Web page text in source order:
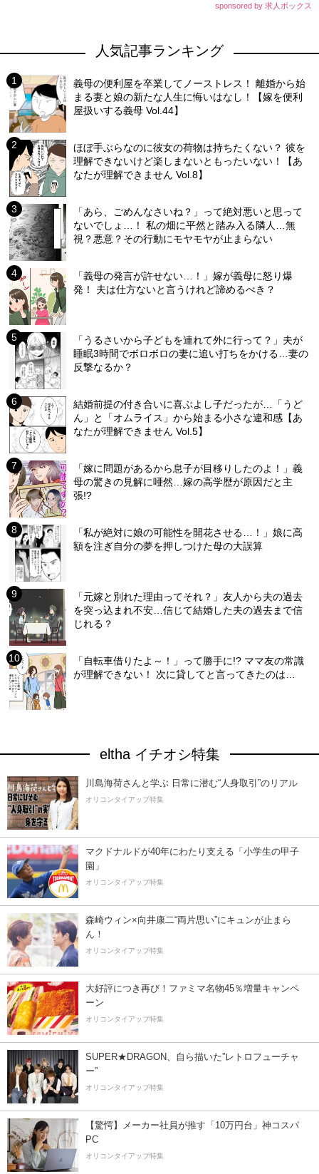
sponsored by 求人ボックス
人気記事ランキング
義母の便利屋を卒業してノーストレス！ 離婚から始
まる妻と娘の新たな人生に悔いはなし！【嫁を便利
屋扱いする義母 Vol.44】
ほぼ手ぶらなのに彼女の荷物は持ちたくない？ 彼を
理解できないけど楽しまないともったいない！【あ
なたが理解できません Vol.8】
「あら、ごめんなさいね？」って絶対悪いと思って
ないでしょ…！ 私の畑に平然と踏み入る隣人…無
視？悪意？その行動にモヤモヤが止まらない
「義母の発言が許せない…！」嫁が義母に怒り爆
発！ 夫は仕方ないと言うけれど諦めるべき？
「うるさいから子どもを連れて外に行って？」夫が
睡眠3時間でボロボロの妻に追い打ちをかける…妻の
反撃なるか？
結婚前提の付き合いに喜ぶよし子だったが…「うど
ん」と「オムライス」から始まる小さな違和感【あ
なたが理解できません Vol.5】
「嫁に問題があるから息子が目移りしたのよ！」義
母の驚きの見解に唖然…嫁の高学歴が原因だと主
張!?
「私が絶対に娘の可能性を開花させる…！」娘に高
額を注ぎ自分の夢を押しつけた母の大誤算
「元嫁と別れた理由ってそれ？」友人から夫の過去
を突っ込まれ不安…信じて結婚した夫の過去まで信
じれる？
「自転車借りたよ～！」って勝手に!? ママ友の常識
が理解できない！ 次に貸してと言ってきたのは…
eltha イチオシ特集
川島海荷さんと学ぶ 日常に潜む“人身取引”のリアル
オリコンタイアップ特集
マクドナルドが40年にわたり支える「小学生の甲子
園」
オリコンタイアップ特集
森崎ウィン×向井康二“両片思い”にキュンが止まら
ん！
オリコンタイアップ特集
大好評につき再び！ファミマ名物45％増量キャンペ
ーン
オリコンタイアップ特集
SUPER★DRAGON、自ら描いた”レトロフューチャ
ー”
オリコンタイアップ特集
【驚愕】メーカー社員が推す「10万円台」神コスパ
PC
オリコンタイアップ特集